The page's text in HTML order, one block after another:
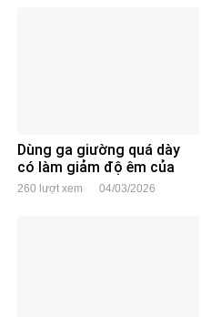
Dùng ga giường quá dày
có làm giảm độ êm của
đệm không?
260 lượt xem 04/03/2026